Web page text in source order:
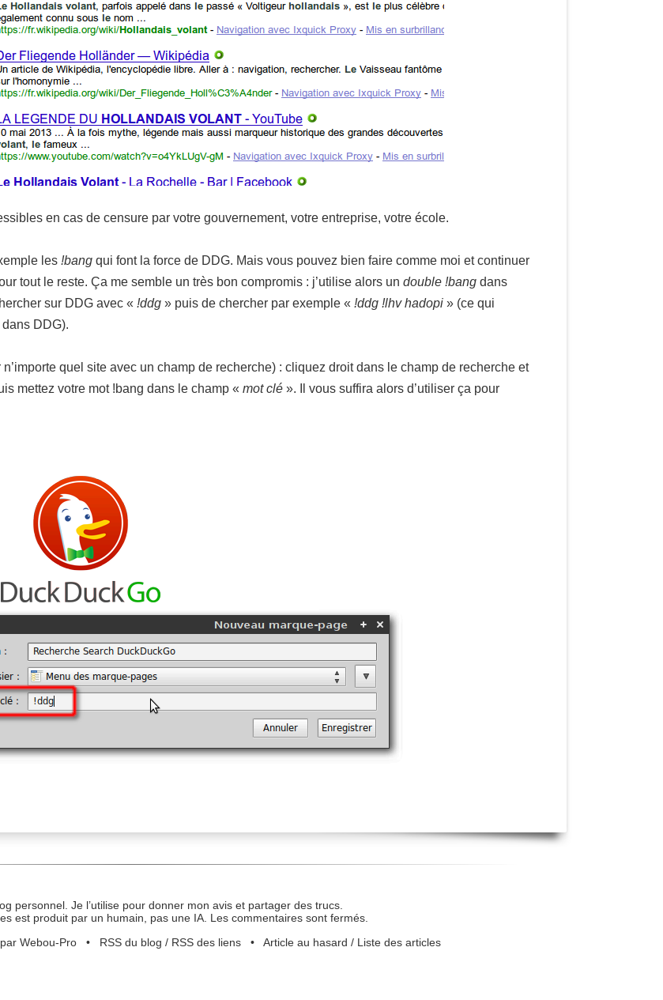
en cas de censure par votre gouvernement, votre entreprise, votre école.
les !bang qui font la force de DDG. Mais vous pouvez bien faire comme moi et continuer
tout le reste. Ça me semble un très bon compromis : j’utilise alors un double !bang dans
sur DDG avec « !ddg » puis de chercher par exemple « !ddg !lhv hadopi » (ce qui
dans DDG).
quel site avec un champ de recherche) : cliquez droit dans le champ de recherche et
mettez votre mot !bang dans le champ « mot clé ». Il vous suffira alors d’utiliser ça pour
personnel. Je l’utilise pour donner mon avis et partager des trucs.
est produit par un humain, pas une IA. Les commentaires sont fermés.
Webou-Pro• RSS du blog / RSS des liens• Article au hasard / Liste des articles